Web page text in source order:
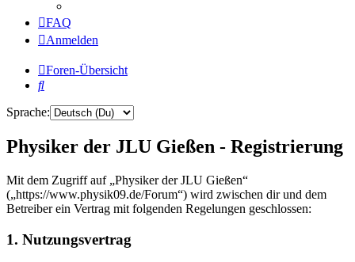
FAQ
Anmelden
Foren-Übersicht
Suche
Sprache:
Physiker der JLU Gießen - Registrierung
Mit dem Zugriff auf „Physiker der JLU Gießen“
(„https://www.physik09.de/Forum“) wird zwischen dir und dem
Betreiber ein Vertrag mit folgenden Regelungen geschlossen:
1. Nutzungsvertrag